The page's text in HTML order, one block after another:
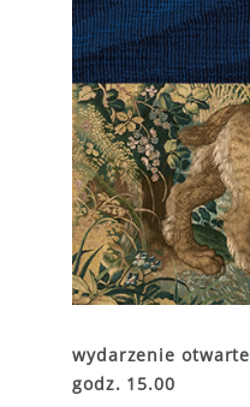
wydarzenie otwarte
godz. 15.00